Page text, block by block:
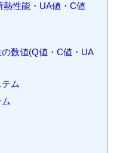
熱性能・UA値・C値
数値(Q値・C値・UA
ム